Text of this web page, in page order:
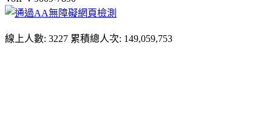
線上人數: 3227 累積總人次: 149,059,753